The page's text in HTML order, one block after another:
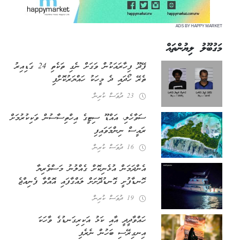
ADS BY HAPPY MARKET
މަގުބޫލު ލިޔުންތައް
ފޭދޫ ފިހާރައަކުން ވަގަށް ނެގި ތަކެތި 24 ގަޑިއިރު
ތެރޭ ހޯދައި ދެ މީހަކު ހައްޔަރުކޮށްފި
23 ދުވަސް ކުރިން
ސަވާހެލި، އައްޑޫ ސިޓީގެ އިހްތިސާސުން ވަކިކުރުމަށް
ރައީސް ނިންމަވައިފި
16 ދުވަސް ކުރިން
އެންދަމަން އުޅެނިކޮށް ގެއްލުނު މަސްވެރިޔާ
ހޮނޑާފުށީ ގޮނޑުދޮށަށް ލައްގާފައި އޮއްވާ ފެނިއްޖެ
19 ދުވަސް ކުރިން
ހައްވާދީދީ އާއި ކަޅު އަކިރިގަނޑުގެ ވާހަކަ
އިނގިރޭސި ބަހުން ނެރެފި